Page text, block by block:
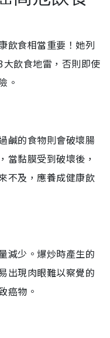
飲食相當重要！她列
飲食地雷，否則即使
。
鹹的食物則會破壞腸
當黏膜受到破壞後，
不及，應養成健康飲
減少。爆炒時產生的
出現肉眼難以察覺的
癌物。